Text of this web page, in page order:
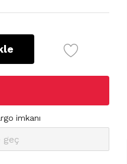
imkanı
geç